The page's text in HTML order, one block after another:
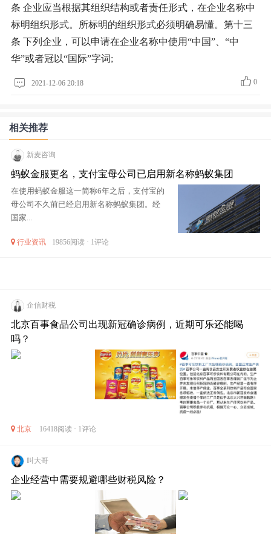
条 企业应当根据其组织结构或者责任形式，在企业名称中
标明组织形式。所标明的组织形式必须明确易懂。第十三
条 下列企业，可以申请在企业名称中使用“中国”、“中
华”或者冠以“国际”字词;
0
2021-12-06 20:18
相关推荐
新麦咨询
蚂蚁金服更名，支付宝母公司已启用新名称蚂蚁集团
在使用蚂蚁金服这一简称6年之后，支付宝的
母公司不久前已经启用新名称蚂蚁集团。经
国家...
行业资讯 19856阅读 · 1评论
企信财税
北京百事食品公司出现新冠确诊病例，近期可乐还能喝
吗？
北京 16418阅读 · 1评论
叫大哥
企业经营中需要规避哪些财税风险？